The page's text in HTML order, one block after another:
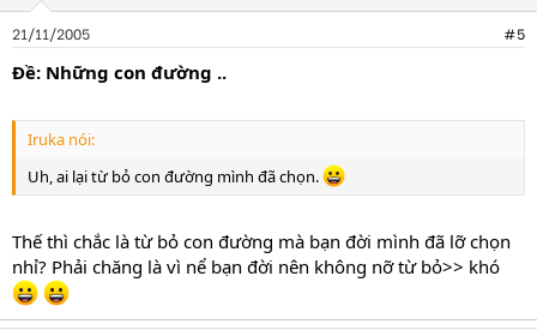
21/11/2005 #5
Ðề: Những con đường ..
Iruka nói:
Uh, ai lại từ bỏ con đường mình đã chọn.
Thế thì chắc là từ bỏ con đường mà bạn đời mình đã lỡ chọn
nhỉ? Phải chăng là vì nể bạn đời nên không nỡ từ bỏ>> khó